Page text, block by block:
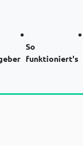
So
funktioniert's